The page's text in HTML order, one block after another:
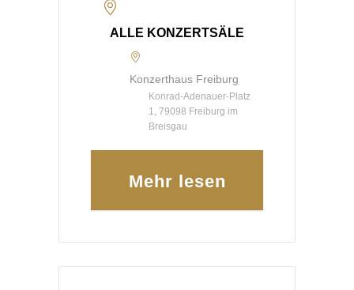
ALLE KONZERTSÄLE
Konzerthaus Freiburg
Konrad-Adenauer-Platz
1, 79098 Freiburg im
Breisgau
Mehr lesen